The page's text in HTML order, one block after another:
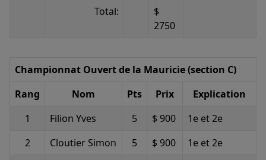
Total:
$
2750
Championnat Ouvert de la Mauricie (section C)
Rang
Nom Pts Prix
Explication
1
Filion Yves 5 $ 900
1e et 2e
2
Cloutier Simon 5 $ 900
1e et 2e